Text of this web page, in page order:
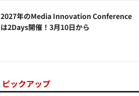
2027年のMedia Innovation Conference
は2Days開催！3月10日から
ピックアップ